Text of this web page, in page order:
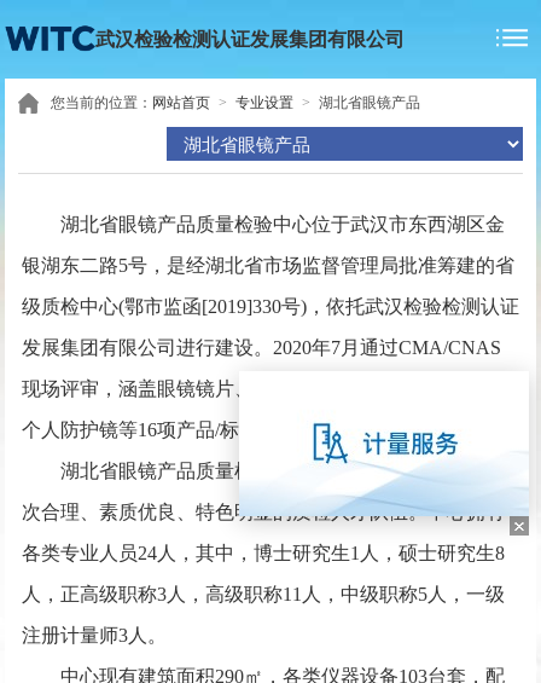
武汉检验检测认证发展集团有限公司
您当前的位置： 网站首页 > 专业设置 > 湖北省眼镜产品
湖北省眼镜产品质量检验中心位于武汉市东西湖区金
银湖东二路5号，是经湖北省市场监督管理局批准筹建的省
级质检中心(鄂市监函[2019]330号)，依托武汉检验检测认证
发展集团有限公司进行建设。2020年7月通过CMA/CNAS
现场评审，涵盖眼镜镜片、眼镜架、太阳镜、配装眼镜、
个人防护镜等16项产品/标准的检测能力。
湖北省眼镜产品质量检验中心拥有一支结构优化、层
次合理、素质优良、特色明显的质检人才队伍。中心拥有
各类专业人员24人，其中，博士研究生1人，硕士研究生8
人，正高级职称3人，高级职称11人，中级职称5人，一级
注册计量师3人。
中心现有建筑面积290㎡，各类仪器设备103台套，配